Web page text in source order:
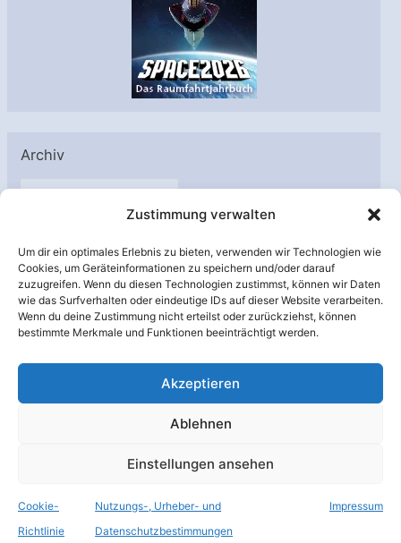
Zustimmung verwalten
Um dir ein optimales Erlebnis zu bieten, verwenden wir Technologien wie
Cookies, um Geräteinformationen zu speichern und/oder darauf
zuzugreifen. Wenn du diesen Technologien zustimmst, können wir Daten
wie das Surfverhalten oder eindeutige IDs auf dieser Website verarbeiten.
Wenn du deine Zustimmung nicht erteilst oder zurückziehst, können
bestimmte Merkmale und Funktionen beeinträchtigt werden.
Akzeptieren
Ablehnen
Einstellungen ansehen
Cookie-
Richtlinie
Nutzungs-, Urheber- und
Datenschutzbestimmungen
Impressum
Archiv
A
h
i
v
Unterstützt von:
© Raumfahrer Net e.V. 2026